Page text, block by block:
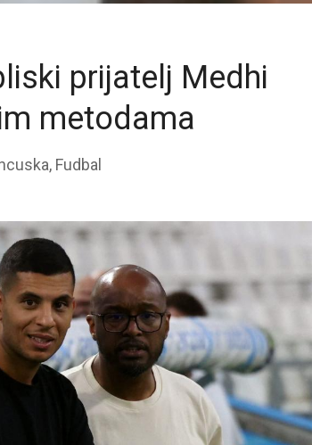
prijatelj Medhi
metodama
, Fudbal